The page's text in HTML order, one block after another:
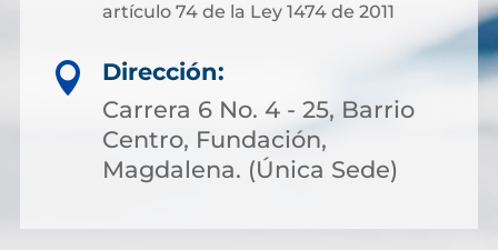
artículo 74 de la Ley 1474 de 2011

Dirección:
Carrera 6 No. 4 - 25, Barrio
Centro, Fundación,
Magdalena. (Única Sede)